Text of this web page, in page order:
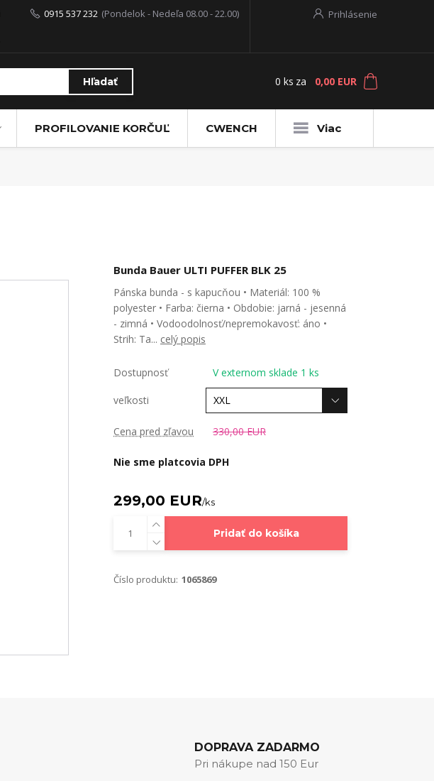
Prihlásenie
Hľadať
0915 537 232 (Pondelok - Nedeľa 08.00 - 22.00)
0 ks za 0,00 EUR
PROFILOVANIE KORČUĽ CWENCH Viac
Bunda Bauer ULTI PUFFER BLK 25
Pánska bunda - s kapucňou • Materiál: 100 %
polyester • Farba: čierna • Obdobie: jarná - jesenná
- zimná • Vodoodolnosť/nepremokavosť: áno •
Strih: Ta... celý popis
Dostupnosť V externom sklade 1 ks
veľkosti
Cena pred zľavou 330,00 EUR
Nie sme platcovia DPH
299,00 EUR/ks
Pridať do košíka
Číslo produktu: 1065869
DOPRAVA ZADARMO
Pri nákupe nad 150 Eur